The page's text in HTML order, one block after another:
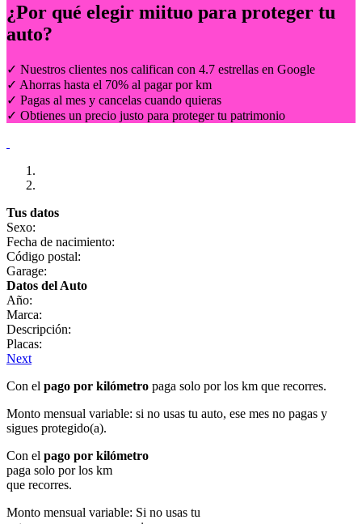
¿Por qué elegir miituo para proteger tu
auto?
✓ Nuestros clientes nos califican con 4.7 estrellas en Google
✓ Ahorras hasta el 70% al pagar por km
✓ Pagas al mes y cancelas cuando quieras
✓ Obtienes un precio justo para proteger tu patrimonio
Tus datos
Sexo:
Fecha de nacimiento:
Código postal:
Garage:
Datos del Auto
Año:
Marca:
Descripción:
Placas:
Next
Con el pago por kilómetro paga solo por los km que recorres.
Monto mensual variable: si no usas tu auto, ese mes no pagas y
sigues protegido(a).
Con el pago por kilómetro
paga solo por los km
que recorres.
Monto mensual variable: Si no usas tu